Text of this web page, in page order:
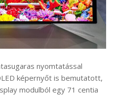
nyomtatással
képernyőt is bemutatott,
modulból egy 71 centia